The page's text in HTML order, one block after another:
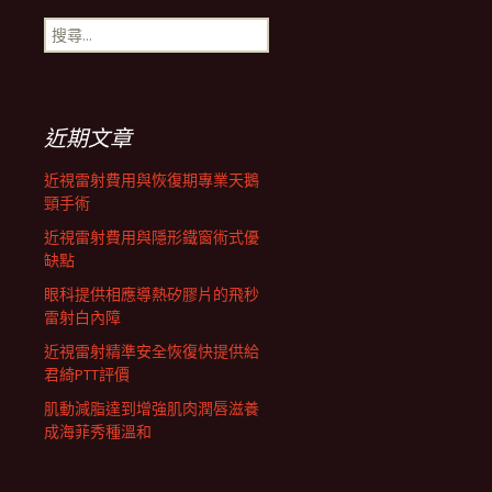
航
列
搜
尋
近期文章
近視雷射費用與恢復期專業天鵝
頸手術
近視雷射費用與隱形鐵窗術式優
缺點
眼科提供相應導熱矽膠片的飛秒
雷射白內障
近視雷射精準安全恢復快提供給
君綺PTT評價
肌動減脂達到增強肌肉潤唇滋養
成海菲秀種溫和